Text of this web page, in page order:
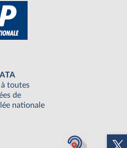
toutes
de
nationale